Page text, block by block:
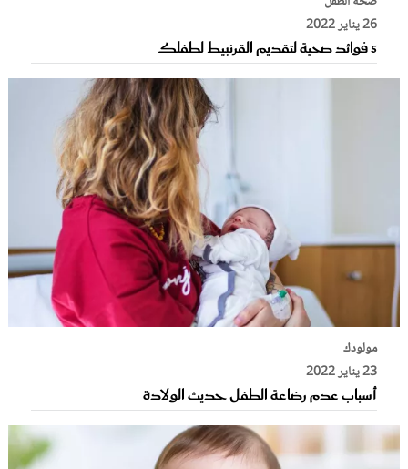
26 يناير 2022
5 فوائد صحية لتقديم القرنبيط لطفلك
مولودك
23 يناير 2022
أسباب عدم رضاعة الطفل حديث الولادة